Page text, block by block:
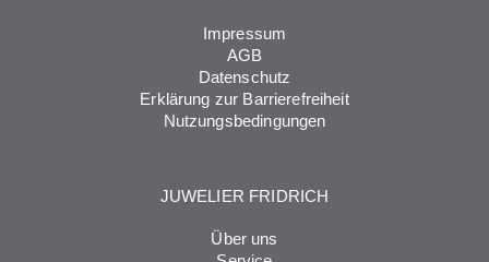
Impressum
AGB
Datenschutz
Erklärung zur Barrierefreiheit
Nutzungsbedingungen
JUWELIER FRIDRICH
Über uns